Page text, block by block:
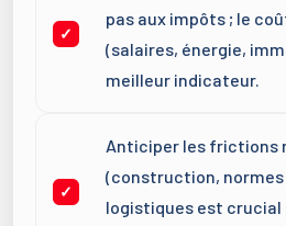
pas aux impôts ; le
(salaires, énergie,
meilleur indicateur.
Anticiper les frictions
(construction,
logistiques est crucial